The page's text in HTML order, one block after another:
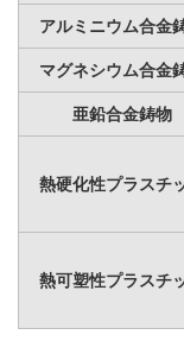
アルミニウム合金
マグネシウム合金
亜鉛合金鋳物
熱硬化性プラスチ
熱可塑性プラスチ